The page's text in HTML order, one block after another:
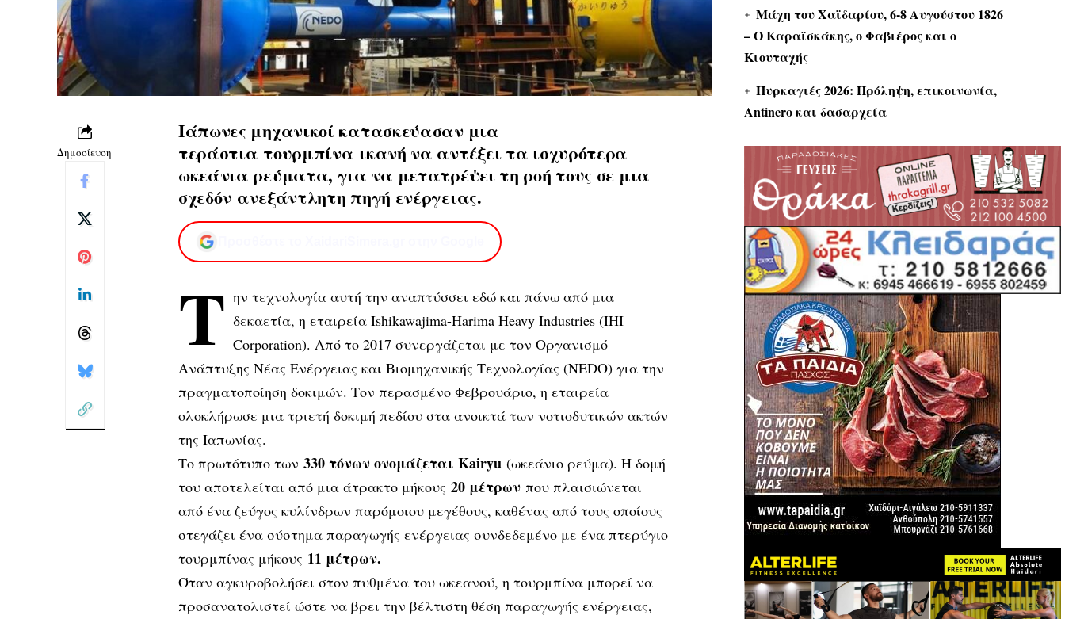
Δημοσίευση
Ιάπωνες μηχανικοί κατασκεύασαν μια
τεράστια τουρμπίνα ικανή να αντέξει τα ισχυρότερα
ωκεάνια ρεύματα, για να μετατρέψει τη ροή τους σε μια
σχεδόν ανεξάντλητη πηγή ενέργειας.
Τ ην τεχνολογία αυτή την αναπτύσσει εδώ και πάνω από μια
δεκαετία, η εταιρεία Ishikawajima-Harima Heavy Industries (IHI
Corporation). Από το 2017 συνεργάζεται με τον Οργανισμό
Ανάπτυξης Νέας Ενέργειας και Βιομηχανικής Τεχνολογίας (NEDO) για την
πραγματοποίηση δοκιμών. Τον περασμένο Φεβρουάριο, η εταιρεία
ολοκλήρωσε μια τριετή δοκιμή πεδίου στα ανοικτά των νοτιοδυτικών ακτών
της Ιαπωνίας.
Το πρωτότυπο των 330 τόνων ονομάζεται Kairyu(ωκεάνιο ρεύμα). Η δομή
του αποτελείται από μια άτρακτο μήκους 20 μέτρωνπου πλαισιώνεται
από ένα ζεύγος κυλίνδρων παρόμοιου μεγέθους, καθένας από τους οποίους
στεγάζει ένα σύστημα παραγωγής ενέργειας συνδεδεμένο με ένα πτερύγιο
τουρμπίνας μήκους 11 μέτρων.
Όταν αγκυροβολήσει στον πυθμένα του ωκεανού, η τουρμπίνα μπορεί να
προσανατολιστεί ώστε να βρει την βέλτιστη θέση παραγωγής ενέργειας,
Μάχη του Χαϊδαρίου, 6-8 Αυγούστου 1826
– Ο Καραϊσκάκης, ο Φαβιέρος και ο
Κιουταχής
Πυρκαγιές 2026: Πρόληψη, επικοινωνία,
Antinero και δασαρχεία